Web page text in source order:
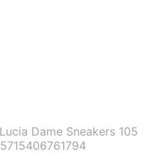
Lucia Dame Sneakers 105